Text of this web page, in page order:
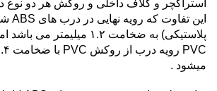
استراکچر و کلاف داخلی و روکش هر دو
پلاستیکی) به ضخامت ۱.۲
میشود .